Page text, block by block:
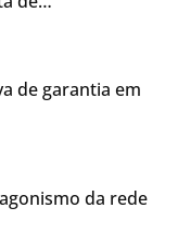
de garantia em
da rede